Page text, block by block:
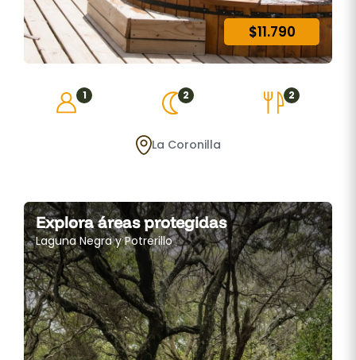
$11.790
1 2 2
La Coronilla
Explora áreas protegidas
Laguna Negra y Potrerillo